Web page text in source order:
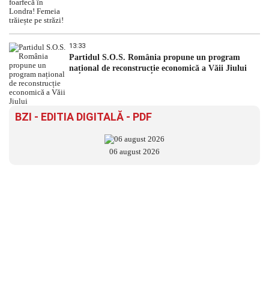
13:33
Partidul S.O.S. România propune un program
național de reconstrucție economică a Văii Jiului
BZI - EDITIA DIGITALĂ - PDF
06 august 2026